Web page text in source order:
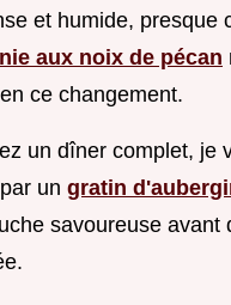
et humide, presque
aux noix de pécan
ce changement.
un dîner complet, je
un gratin
savoureuse avant